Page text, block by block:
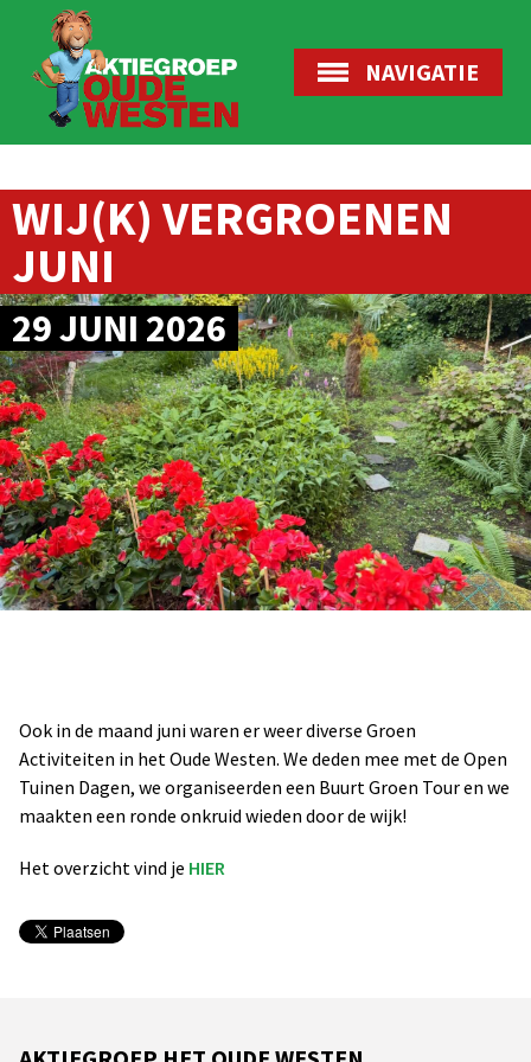
NAVIGATIE
WIJ(K) VERGROENEN
JUNI
29 JUNI 2026
Ook in de maand juni waren er weer diverse Groen
Activiteiten in het Oude Westen. We deden mee met de Open
Tuinen Dagen, we organiseerden een Buurt Groen Tour en we
maakten een ronde onkruid wieden door de wijk!
Het overzicht vind je HIER